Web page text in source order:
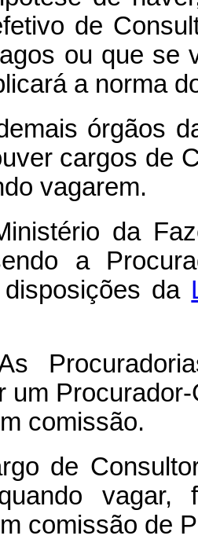
de
ou que se
a norma
órgãos
cargos de
vagarem.
da
a
da
um
comissão.
de
comissão de